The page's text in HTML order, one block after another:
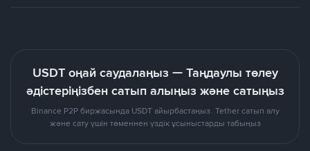
USDT оңай саудалаңыз — Таңдаулы төлеу
әдістеріңізбен сатып алыңыз және сатыңыз
Binance P2P биржасында USDT айырбастаңыз. Tether сатып алу
және сату үшін төменнен үздік ұсыныстарды табыңыз